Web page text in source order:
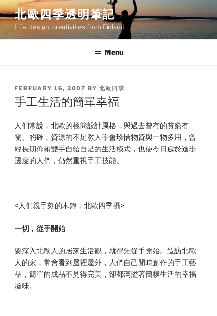
Skip
to
content
北歐四季透明筆記
Life, design, creativities from Finland
Menu
POSTED
ON
FEBRUARY 16, 2007 BY 北歐四季
手工生活的簡單幸福
人們常說，北歐的極簡設計風格，與過去曾有的貧窮有
關。的確，資源的不足教人學會珍惜物資與一物多用，曾
經長期仰賴雙手自給自足的生活模式，也使今日處於進步
國度的人們，仍然重視手工技能。
<人們親手刻的木鐘，北歐四季攝>
一切，從手開始
要深入北歐人的居家生活觀，就得先從手開始。造訪北歐
人的家，常會看到屋裡屋外，人們自己閒時創作的手工藝
品，簡單的成品不見得完美，卻都滿溢著簡樸生活的幸福
滋味。